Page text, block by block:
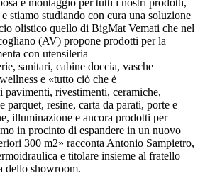
e montaggio per tutti i nostri prodotti,
stiamo studiando con cura una soluzione
olistico quello di BigMat Vemati che nel
(AV) propone prodotti per la
con utensileria
sanitari, cabine doccia, vasche
e «tutto ciò che è
pavimenti, rivestimenti, ceramiche,
parquet, resine, carta da parati, porte e
illuminazione e ancora prodotti per
in procinto di espandere in un nuovo
300 m2» racconta Antonio Sampietro,
e titolare insieme al fratello
dello showroom.